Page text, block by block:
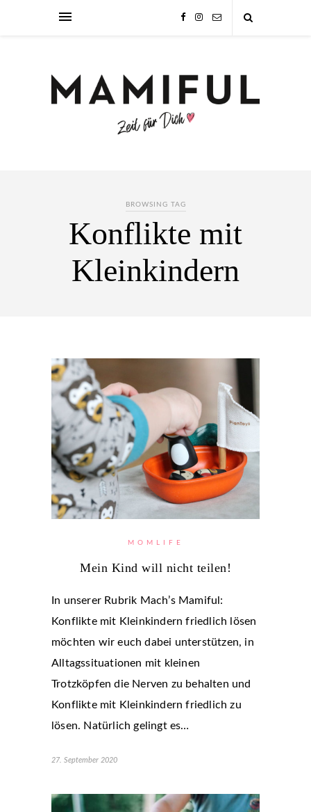
BROWSING TAG
Konflikte mit
Kleinkindern
MOMLIFE
Mein Kind will nicht teilen!
In unserer Rubrik Mach’s Mamiful:
Konflikte mit Kleinkindern friedlich lösen
möchten wir euch dabei unterstützen, in
Alltagssituationen mit kleinen
Trotzköpfen die Nerven zu behalten und
Konflikte mit Kleinkindern friedlich zu
lösen. Natürlich gelingt es…
27. September 2020